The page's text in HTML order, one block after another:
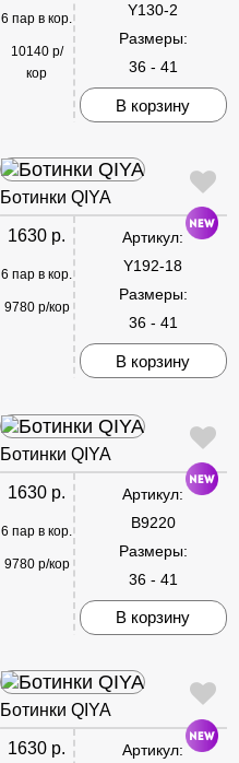
6 пар в кор.
10140 р/
кор
Y130-2
Размеры:
36 - 41
В корзину
Ботинки QIYA
1630 р.
6 пар в кор.
9780 р/кор
Артикул:
Y192-18
Размеры:
36 - 41
В корзину
Ботинки QIYA
1630 р.
6 пар в кор.
9780 р/кор
Артикул:
B9220
Размеры:
36 - 41
В корзину
Ботинки QIYA
1630 р. Артикул: